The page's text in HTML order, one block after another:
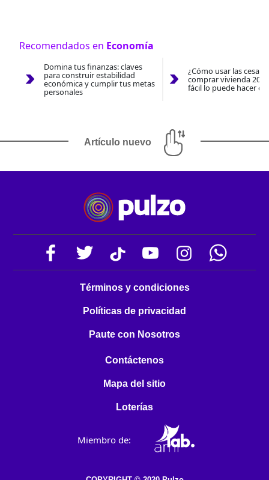
Recomendados en Economía
Domina tus finanzas: claves
para construir estabilidad
económica y cumplir tus metas
personales
¿Cómo usar las
comprar vivienda
fácil lo puede hacer
Artículo nuevo
Términos y condiciones
Políticas de privacidad
Paute con Nosotros
Contáctenos
Mapa del sitio
Loterías
Miembro de: